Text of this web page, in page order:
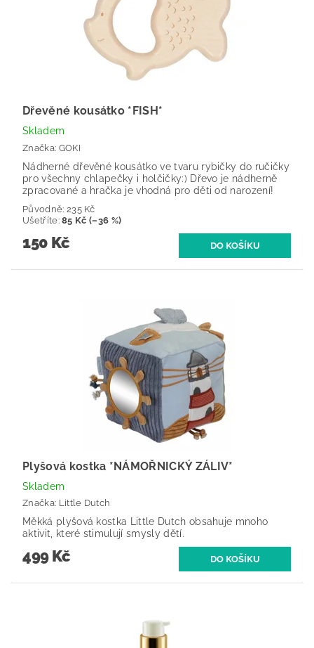
Dřevěné kousátko *FISH*
Skladem
Značka: GOKI
Nádherné dřevěné kousátko ve tvaru rybičky do ručičky
pro všechny chlapečky i holčičky:) Dřevo je nádherně
zpracované a hračka je vhodná pro děti od narození!
Původně: 235 Kč
Ušetříte:85 Kč (–36 %)
150 Kč
Plyšová kostka *NÁMOŘNICKÝ ZÁLIV*
Skladem
Značka: Little Dutch
Měkká plyšová kostka Little Dutch obsahuje mnoho
aktivit, které stimulují smysly dětí.
499 Kč